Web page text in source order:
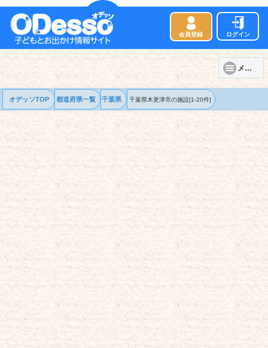
会員登録 ログイン
メニュー
オデッソTOP 都道府県一覧 千葉県 千葉県木更津市の施設[1-20件]